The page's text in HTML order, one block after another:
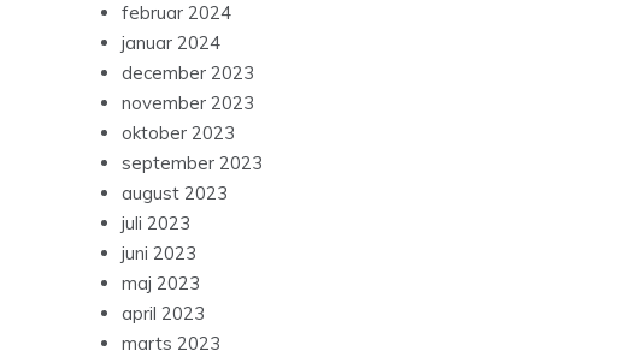
februar 2024
januar 2024
december 2023
november 2023
oktober 2023
september 2023
august 2023
juli 2023
juni 2023
maj 2023
april 2023
marts 2023